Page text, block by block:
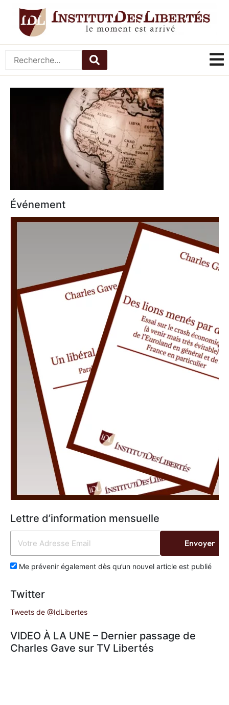
Événement
Lettre d’information mensuelle
Me prévenir également dès qu’un nouvel article est publié
Envoyer
Twitter
Tweets de @IdLibertes
VIDEO À LA UNE – Dernier passage de
Charles Gave sur TV Libertés